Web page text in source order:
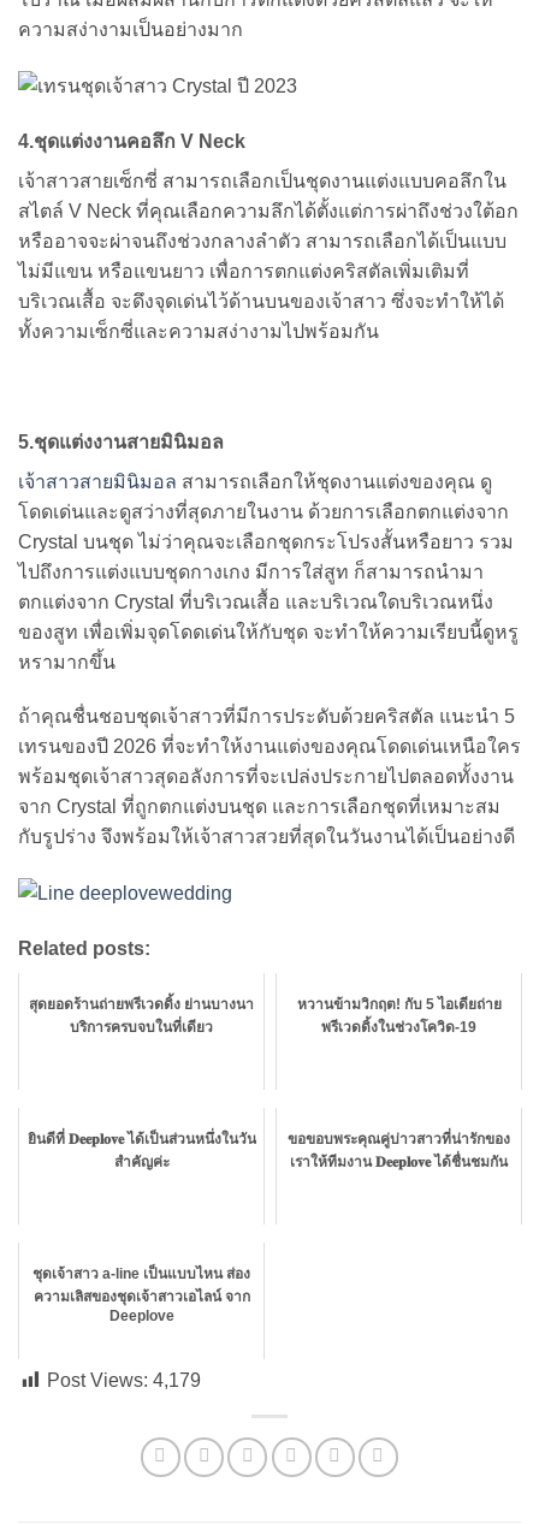
ความสง่างามเป็นอย่างมาก
4.ชุดแต่งงานคอลึก V Neck
เจ้าสาวสายเซ็กซี่ สามารถเลือกเป็นชุดงานแต่งแบบคอลึกใน
สไตล์ V Neck ที่คุณเลือกความลึกได้ตั้งแต่การผ่าถึงช่วงใต้อก
หรืออาจจะผ่าจนถึงช่วงกลางลำตัว สามารถเลือกได้เป็นแบบ
ไม่มีแขน หรือแขนยาว เพื่อการตกแต่งคริสตัลเพิ่มเติมที่
บริเวณเสื้อ จะดึงจุดเด่นไว้ด้านบนของเจ้าสาว ซึ่งจะทำให้ได้
ทั้งความเซ็กซี่และความสง่างามไปพร้อมกัน
5.ชุดแต่งงานสายมินิมอล
เจ้าสาวสายมินิมอล สามารถเลือกให้ชุดงานแต่งของคุณ ดู
โดดเด่นและดูสว่างที่สุดภายในงาน ด้วยการเลือกตกแต่งจาก
Crystal บนชุด ไม่ว่าคุณจะเลือกชุดกระโปรงสั้นหรือยาว รวม
ไปถึงการแต่งแบบชุดกางเกง มีการใส่สูท ก็สามารถนำมา
ตกแต่งจาก Crystal ที่บริเวณเสื้อ และบริเวณใดบริเวณหนึ่ง
ของสูท เพื่อเพิ่มจุดโดดเด่นให้กับชุด จะทำให้ความเรียบนี้ดูหรู
หรามากขึ้น
ถ้าคุณชื่นชอบชุดเจ้าสาวที่มีการประดับด้วยคริสตัล แนะนำ 5
เทรนของปี 2026 ที่จะทำให้งานแต่งของคุณโดดเด่นเหนือใคร
พร้อมชุดเจ้าสาวสุดอลังการที่จะเปล่งประกายไปตลอดทั้งงาน
จาก Crystal ที่ถูกตกแต่งบนชุด และการเลือกชุดที่เหมาะสม
กับรูปร่าง จึงพร้อมให้เจ้าสาวสวยที่สุดในวันงานได้เป็นอย่างดี
Related posts:
สุดยอดร้านถ่ายพรีเวดดิ้ง ย่านบางนา
บริการครบจบในที่เดียว
หวานข้ามวิกฤต! กับ 5 ไอเดียถ่าย
พรีเวดดิ้งในช่วงโควิด-19
ยินดีที่ 𝐃𝐞𝐞𝐩𝐥𝐨𝐯𝐞 ได้เป็นส่วนหนึ่งในวัน
สำคัญค่ะ
ขอขอบพระคุณคู่บ่าวสาวที่น่ารักของ
เราให้ทีมงาน 𝐃𝐞𝐞𝐩𝐥𝐨𝐯𝐞 ได้ชื่นชมกัน
ชุดเจ้าสาว a-line เป็นแบบไหน ส่อง
ความเลิสของชุดเจ้าสาวเอไลน์ จาก
Deeplove
Post Views: 4,179